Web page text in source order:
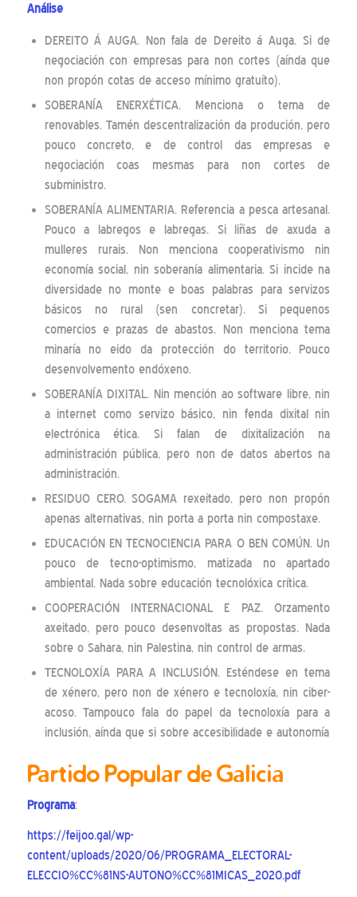
Análise
DEREITO Á AUGA. Non fala de Dereito á Auga. Si de
negociación con empresas para non cortes (aínda que
non propón cotas de acceso mínimo gratuíto).
SOBERANÍA ENERXÉTICA. Menciona o tema de
renovables. Tamén descentralización da produción, pero
pouco concreto, e de control das empresas e
negociación coas mesmas para non cortes de
subministro.
SOBERANÍA ALIMENTARIA. Referencia a pesca artesanal.
Pouco a labregos e labregas. Si liñas de axuda a
mulleres rurais. Non menciona cooperativismo nin
economía social, nin soberanía alimentaria. Si incide na
diversidade no monte e boas palabras para servizos
básicos no rural (sen concretar). Si pequenos
comercios e prazas de abastos. Non menciona tema
minaría no eido da protección do territorio. Pouco
desenvolvemento endóxeno.
SOBERANÍA DIXITAL. Nin mención ao software libre, nin
a internet como servizo básico, nin fenda dixital nin
electrónica ética. Si falan de dixitalización na
administración pública, pero non de datos abertos na
administración.
RESIDUO CERO. SOGAMA rexeitado, pero non propón
apenas alternativas, nin porta a porta nin compostaxe.
EDUCACIÓN EN TECNOCIENCIA PARA O BEN COMÚN. Un
pouco de tecno-optimismo, matizada no apartado
ambiental. Nada sobre educación tecnolóxica crítica.
COOPERACIÓN INTERNACIONAL E PAZ. Orzamento
axeitado, pero pouco desenvoltas as propostas. Nada
sobre o Sahara, nin Palestina, nin control de armas.
TECNOLOXÍA PARA A INCLUSIÓN. Esténdese en tema
de xénero, pero non de xénero e tecnoloxía, nin ciber-
acoso. Tampouco fala do papel da tecnoloxía para a
inclusión, aínda que si sobre accesibilidade e autonomía
Partido Popular de Galicia
Programa:
https://feijoo.gal/wp-
content/uploads/2020/06/PROGRAMA_ELECTORAL-
ELECCIO%CC%81NS-AUTONO%CC%81MICAS_2020.pdf